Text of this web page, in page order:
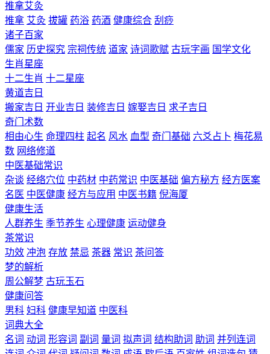
推拿艾灸
推拿 艾灸 拔罐 药浴 药酒 健康综合 刮痧
诸子百家
儒家 历史探究 宗祠传统 道家 诗词歌赋 古玩字画 国学文化
生肖星座
十二生肖 十二星座
黄道吉日
搬家吉日 开业吉日 装修吉日 嫁娶吉日 求子吉日
奇门术数
相由心生 命理四柱 起名 风水 血型 奇门基础 六爻占卜 梅花易
数 网络修道
中医基础常识
杂谈 经络穴位 中药材 中药常识 中医基础 偏方秘方 经方医案
名医 中医健康 经方与应用 中医书籍 倪海厦
健康生活
人群养生 季节养生 心理健康 运动健身
茶常识
功效 冲泡 存放 禁忌 茶器 常识 茶问答
梦的解析
周公解梦 古玩玉石
健康问答
男科 妇科 健康早知道 中医科
词典大全
名词 动词 形容词 副词 量词 拟声词 结构助词 助词 并列连词